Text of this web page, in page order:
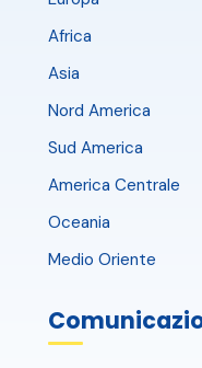
Africa
Asia
Nord America
Sud America
America Centrale
Oceania
Medio Oriente